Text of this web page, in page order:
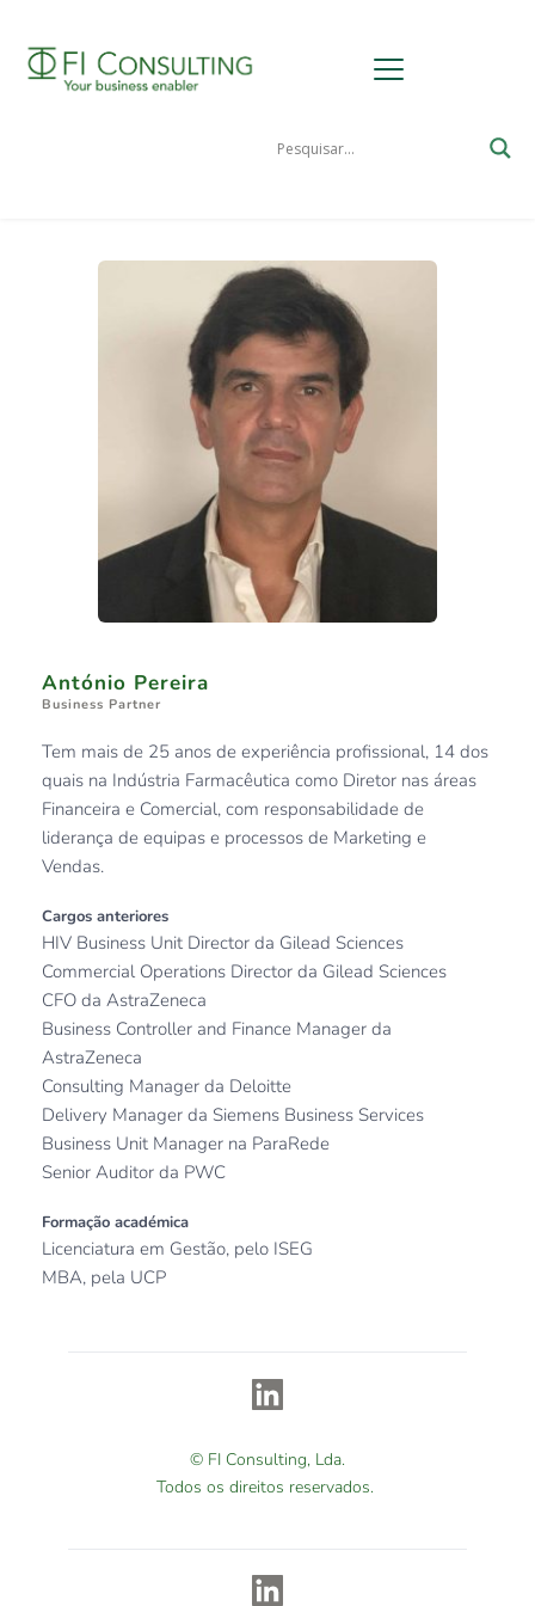
António Pereira
Business Partner
Tem mais de 25 anos de experiência profissional, 14 dos
quais na Indústria Farmacêutica como Diretor nas áreas
Financeira e Comercial, com responsabilidade de
liderança de equipas e processos de Marketing e
Vendas.
Cargos anteriores
HIV Business Unit Director da Gilead Sciences
Commercial Operations Director da Gilead Sciences
CFO da AstraZeneca
Business Controller and Finance Manager da
AstraZeneca
Consulting Manager da Deloitte
Delivery Manager da Siemens Business Services
Business Unit Manager na ParaRede
Senior Auditor da PWC
Formação académica
Licenciatura em Gestão, pelo ISEG
MBA, pela UCP
© FI Consulting, Lda.
Todos os direitos reservados.